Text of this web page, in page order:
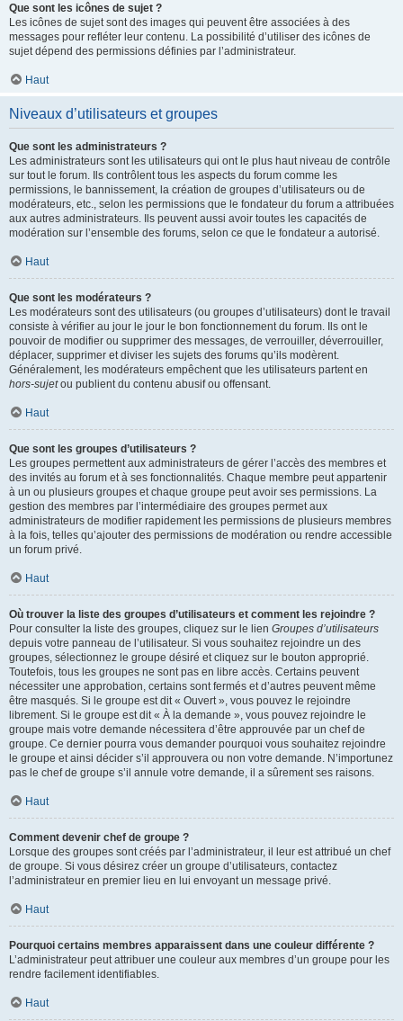
Que sont les icônes de sujet ?
Les icônes de sujet sont des images qui peuvent être associées à des
messages pour refléter leur contenu. La possibilité d’utiliser des icônes de
sujet dépend des permissions définies par l’administrateur.
Haut
Niveaux d’utilisateurs et groupes
Que sont les administrateurs ?
Les administrateurs sont les utilisateurs qui ont le plus haut niveau de contrôle
sur tout le forum. Ils contrôlent tous les aspects du forum comme les
permissions, le bannissement, la création de groupes d’utilisateurs ou de
modérateurs, etc., selon les permissions que le fondateur du forum a attribuées
aux autres administrateurs. Ils peuvent aussi avoir toutes les capacités de
modération sur l’ensemble des forums, selon ce que le fondateur a autorisé.
Haut
Que sont les modérateurs ?
Les modérateurs sont des utilisateurs (ou groupes d’utilisateurs) dont le travail
consiste à vérifier au jour le jour le bon fonctionnement du forum. Ils ont le
pouvoir de modifier ou supprimer des messages, de verrouiller, déverrouiller,
déplacer, supprimer et diviser les sujets des forums qu’ils modèrent.
Généralement, les modérateurs empêchent que les utilisateurs partent en
hors-sujetou publient du contenu abusif ou offensant.
Haut
Que sont les groupes d’utilisateurs ?
Les groupes permettent aux administrateurs de gérer l’accès des membres et
des invités au forum et à ses fonctionnalités. Chaque membre peut appartenir
à un ou plusieurs groupes et chaque groupe peut avoir ses permissions. La
gestion des membres par l’intermédiaire des groupes permet aux
administrateurs de modifier rapidement les permissions de plusieurs membres
à la fois, telles qu’ajouter des permissions de modération ou rendre accessible
un forum privé.
Haut
Où trouver la liste des groupes d’utilisateurs et comment les rejoindre ?
Pour consulter la liste des groupes, cliquez sur le lien Groupes d’utilisateurs
depuis votre panneau de l’utilisateur. Si vous souhaitez rejoindre un des
groupes, sélectionnez le groupe désiré et cliquez sur le bouton approprié.
Toutefois, tous les groupes ne sont pas en libre accès. Certains peuvent
nécessiter une approbation, certains sont fermés et d’autres peuvent même
être masqués. Si le groupe est dit « Ouvert », vous pouvez le rejoindre
librement. Si le groupe est dit « À la demande », vous pouvez rejoindre le
groupe mais votre demande nécessitera d’être approuvée par un chef de
groupe. Ce dernier pourra vous demander pourquoi vous souhaitez rejoindre
le groupe et ainsi décider s’il approuvera ou non votre demande. N’importunez
pas le chef de groupe s’il annule votre demande, il a sûrement ses raisons.
Haut
Comment devenir chef de groupe ?
Lorsque des groupes sont créés par l’administrateur, il leur est attribué un chef
de groupe. Si vous désirez créer un groupe d’utilisateurs, contactez
l’administrateur en premier lieu en lui envoyant un message privé.
Haut
Pourquoi certains membres apparaissent dans une couleur différente ?
L’administrateur peut attribuer une couleur aux membres d’un groupe pour les
rendre facilement identifiables.
Haut